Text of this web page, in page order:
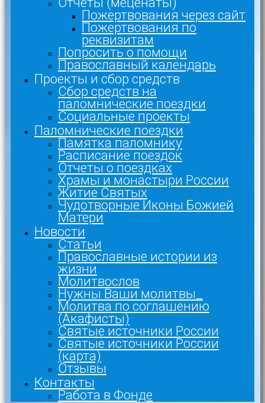
Пожертвования через сайт
Пожертвования по
реквизитам
Попросить о помощи
Православный календарь
Проекты и сбор средств
Сбор средств на
паломнические поездки
Социальные проекты
Паломнические поездки
Памятка паломнику
Расписание поездок
Отчеты о поездках
Храмы и монастыри России
Житие Святых
Чудотворные Иконы Божией
Матери
Новости
Статьи
Православные истории из
жизни
Молитвослов
Нужны Ваши молитвы_
Молитва по соглашению
(Акафисты)
Святые источники России
Святые источники России
(карта)
Отзывы
Контакты
Работа в Фонде